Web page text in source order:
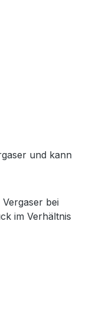
und kann
bei
im Verhältnis